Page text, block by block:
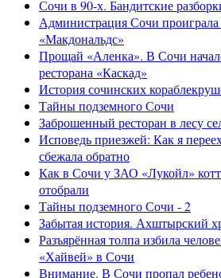
Сочи в 90-х. Бандитские
Администрация Сочи проиграла
«Макдональдс»
Прощай «Аленка». В Сочи
ресторана «Каскад»
История сочинских
Тайны подземного Сочи
Заброшенный ресторан в лесу
Исповедь приезжей: Как я
сбежала обратно
Как в Сочи у ЗАО «Лукойл»
отобрали
Тайны подземного Сочи - 2
Забытая история. Ахштырский
Разъярённая толпа избила
«Хайвей» в Сочи
Внимание. В Сочи пропал